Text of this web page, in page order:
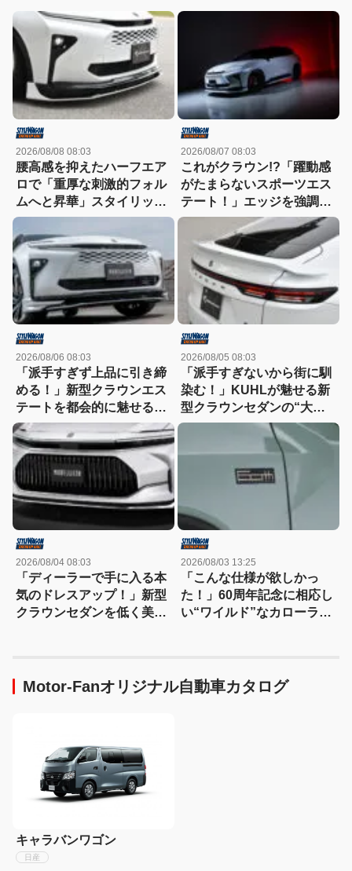
2026/08/08 08:03
腰高感を抑えたハーフエア
ロで「重厚な刺激的フォル
ムへと昇華」スタイリッシ
ュなエステートを構築
2026/08/07 08:03
これがクラウン!?「躍動感
がたまらないスポーツエス
テート！」エッジを強調し
たエアロに22インチホイー
ルで武装
2026/08/06 08:03
「派手すぎず上品に引き締
める！」新型クラウンエス
テートを都会的に魅せる、
モデリスタのディーラーで
買える流麗スタイル
2026/08/05 08:03
「派手すぎないから街に馴
染む！」KUHLが魅せる新
型クラウンセダンの“大人
な”薄型フラップエアロ
2026/08/04 08:03
「ディーラーで手に入る本
気のドレスアップ！」新型
クラウンセダンを低く美し
2026/08/03 13:25
「こんな仕様が欲しかっ
た！」60周年記念に相応し
い“ワイルド”なカローラク
Motor-Fanオリジナル自動車カタログ
キャラバンワゴン
日産